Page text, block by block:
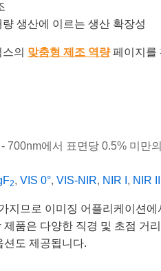
생산에 이르는 생산 확장성
의 맞춤형 제조 역량페이지를
700nm에서 표면당 0.5% 미만
2, VIS 0°, VIS-NIR, NIR I , NIR II
지므로 이미징 어플리케이션
품은 다양한 직경 및 초점 거
션도 제공됩니다.